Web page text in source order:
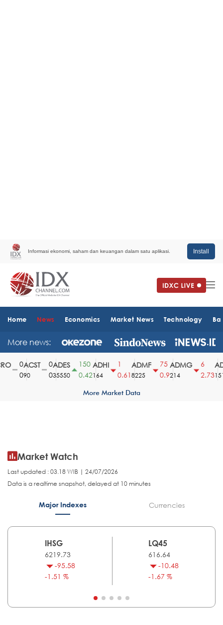
Informasi ekonomi, saham dan keuangan dalam satu aplikasi. Install
Home News Economics Market News Technology
More news:
ACST
90
ADES
35550
150
0.42
ADHI
164
0.61
ADMF
8225
75
0.9
ADMG
214
2.731510
More Market Data
Market Watch
Last updated : 03.18 WIB | 24/07/2026
Data is a realtime snapshot, delayed at 10 minutes
Major Indexes Currencies
IHSG
6219.73
-95.58
-1.51 %
LQ45
616.64
-10.48
-1.67 %